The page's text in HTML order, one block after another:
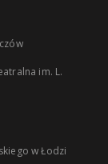
im. L.
w Łodzi